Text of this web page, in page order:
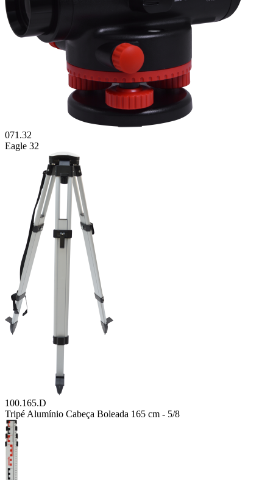
071.32
Eagle 32
100.165.D
Tripé Alumínio Cabeça Boleada 165 cm - 5/8